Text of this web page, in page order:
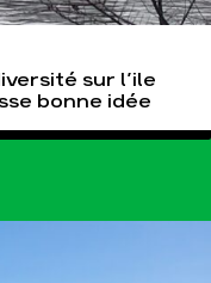
sur l’ile
bonne idée